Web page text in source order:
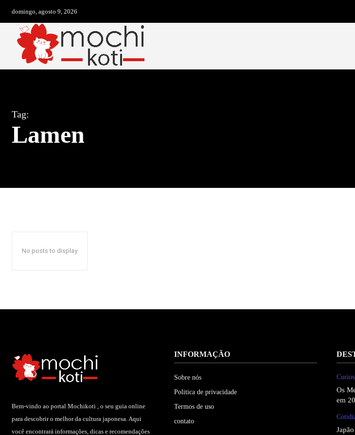
domingo, agosto 9, 2026
Tag:
Lamen
No posts to display
Bem-vindo ao portal Mochikoti , o seu guia online
para descobrir o melhor da cultura japonesa. Aqui
você encontrará informações, dicas e recomendações
INFORMAÇÃO
Sobre nós
Politica de privacidade
Termos de uso
contato
Os
em